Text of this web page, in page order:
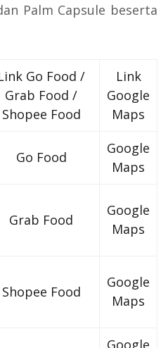
Palm Capsule beserta
Go Food /
Grab Food /
Shopee Food
Link
Google
Maps
Go Food
Google
Maps
Grab Food
Google
Maps
Shopee Food
Google
Maps
Google